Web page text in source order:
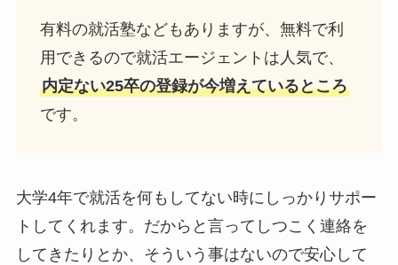
有料の就活塾などもありますが、無料で利
用できるので就活エージェントは人気で、
内定ない25卒の登録が今増えているところ
です。
大学4年で就活を何もしてない時にしっかりサポー
トしてくれます。だからと言ってしつこく連絡を
してきたりとか、そういう事はないので安心して